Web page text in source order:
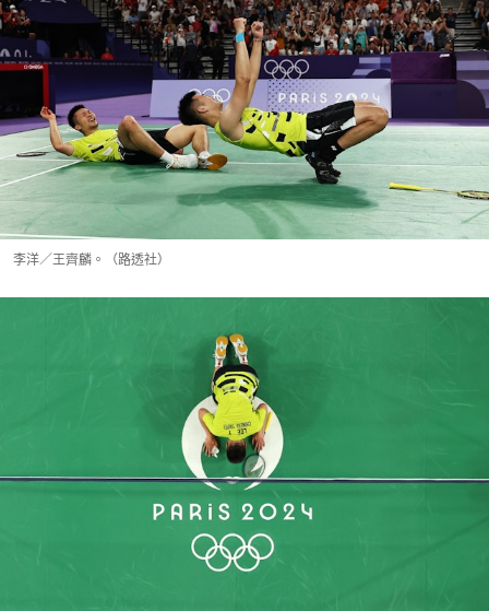
李洋／王齊麟。（路透社）